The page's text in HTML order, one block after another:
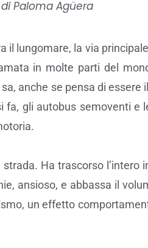
Paloma Agüera
lungomare, la via
in molte parti del
anche se pensa di
gli autobus semoventi e
Ha trascorso
ansioso, e abbassa il
un effetto